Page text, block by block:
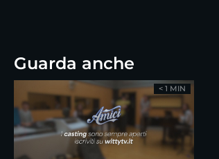
Guarda anche
< 1 MIN